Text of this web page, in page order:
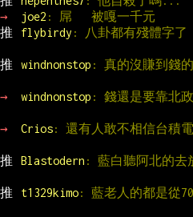
→
joe2 : 屌   被嘎一千元
推
flybirdy : 八卦都有殘體字了
推 windnonstop : 真的沒賺到錢
→ windnonstop : 錢還是要靠北
→ Crios: 還有人敢不相信台積
推 Blastodern : 藍白聽阿北的去
推 t1329kimo: 藍老人的都是從